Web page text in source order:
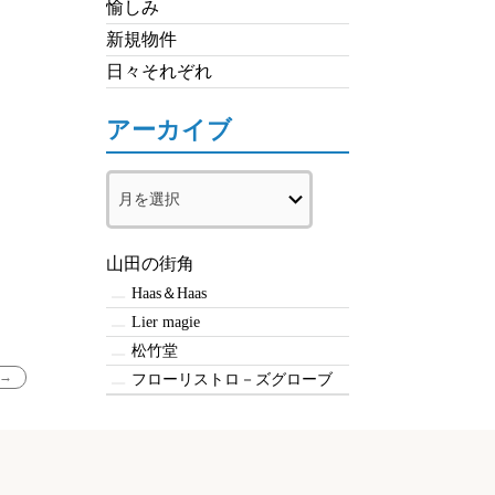
→
愉しみ
新規物件
日々それぞれ
アーカイブ
ー
イ
山田の街角
Haas＆Haas
Lier magie
松竹堂
フローリストロ－ズグローブ